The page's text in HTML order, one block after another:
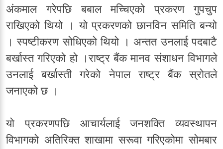
अंकमाल गरेपछि बबाल मच्चिएको प्रकरण गुपचुप
राखिएको थियो । यो प्रकरणको छानविन समिति बन्यो
। स्पष्टीकरण सोधिएको थियो । अन्तत उनलाई पदबाटै
बर्खास्त गरिएको हो ।राष्ट्र बैंक मानव संशाधन विभागले
उनलाई बर्खास्ती गरेको नेपाल राष्ट्र बैंक स्रोतले
जनाएको छ ।
यो प्रकरणपछि आचार्यलाई जनशक्ति व्यवस्थापन
विभागको अतिरिक्त शाखामा सरूवा गरिएकोमा सोमबार